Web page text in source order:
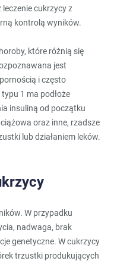
cukrzycy z
kontrolą wyników.
które różnią się
jest
i często
1 ma podłoże
insuliną od początku
oraz inne, rzadsze
lub działaniem leków.
W przypadku
nadwaga, brak
genetyczne. W cukrzycy
trzustki produkujących